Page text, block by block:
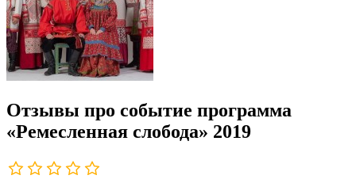
Отзывы про событие программа
«Ремесленная слобода» 2019